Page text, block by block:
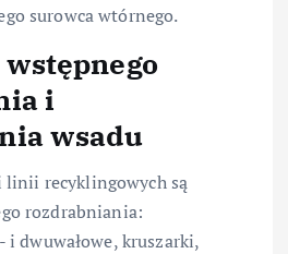
surowca wtórnego.
i
wsadu
linii recyklingowych są
rozdrabniania:
dwuwałowe, kruszarki,